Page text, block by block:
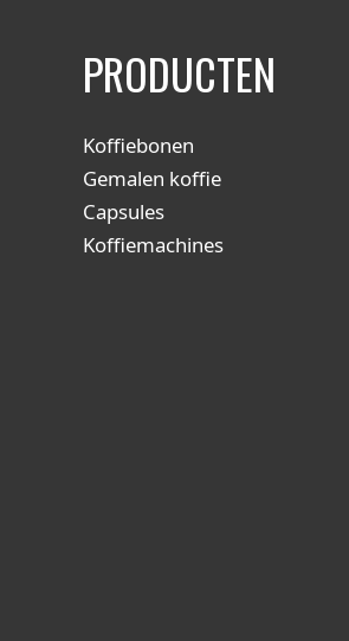
PRODUCTEN
Koffiebonen
Gemalen koffie
Capsules
Koffiemachines